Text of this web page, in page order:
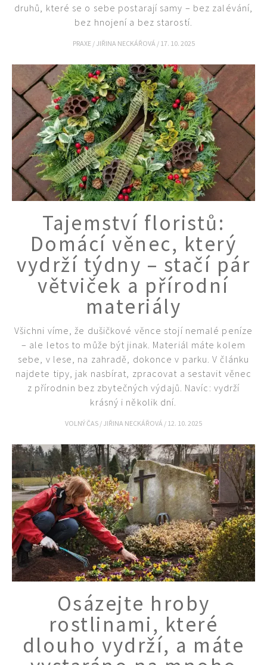
Naše krásná zahrada
druhů, které se o sebe postarají samy – bez zalévání,
bez hnojení a bez starostí.
PRAXE / JIŘINA NECKÁŘOVÁ / 17. 10. 2025
Tajemství floristů:
Domácí věnec, který
vydrží týdny – stačí pár
větviček a přírodní
materiály
Všichni víme, že dušičkové věnce stojí nemalé peníze
– ale letos to může být jinak. Materiál máte kolem
sebe, v lese, na zahradě, dokonce v parku. V článku
najdete tipy, jak nasbírat, zpracovat a sestavit věnec
z přírodnin bez zbytečných výdajů. Navíc: vydrží
krásný i několik dní.
VOLNÝ ČAS / JIŘINA NECKÁŘOVÁ / 12. 10. 2025
Osázejte hroby
rostlinami, které
dlouho vydrží, a máte